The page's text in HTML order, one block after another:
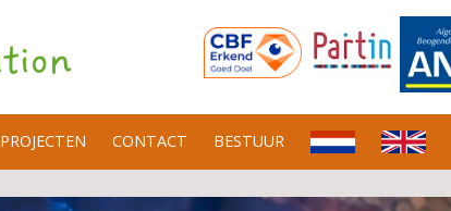
PROJECTEN CONTACT BESTUUR